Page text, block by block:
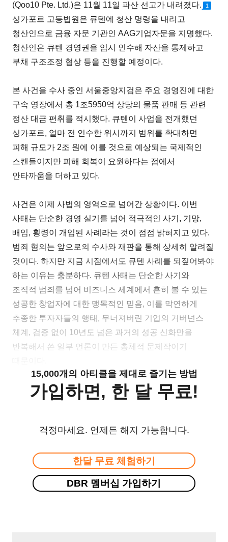
(Qoo10 Pte. Ltd.)은 11월 11일 파산 선고가 내려졌다.
1
싱가포르 고등법원은 큐텐에 청산 명령을 내리고
청산인으로 금융 자문 기관인 AAG기업자문을 지명했다.
청산인은 큐텐 경영권을 임시 인수해 자산을 통제하고
부채 구조조정 협상 등을 진행할 예정이다.
본 사건을 수사 중인 서울중앙지검은 주요 경영진에 대한
구속 영장에서 총 1조5950억 상당의 물품 판매 등 관련
정산 대금 편취를 적시했다. 큐텐이 사업을 전개했던
싱가포르, 얼마 전 인수한 위시까지 범위를 확대하면
피해 규모가 2조 원에 이를 것으로 예상되는 국제적인
스캔들이지만 피해 회복이 요원하다는 점에서
안타까움을 더하고 있다.
사건은 이제 사법의 영역으로 넘어간 상황이다. 이번
사태는 단순한 경영 실기를 넘어 적극적인 사기, 기망,
배임, 횡령이 개입된 사례라는 것이 점점 밝혀지고 있다.
범죄 혐의는 앞으로의 수사와 재판을 통해 상세히 알려질
것이다. 하지만 지금 시점에서도 큐텐 사례를 되짚어봐야
하는 이유는 충분하다. 큐텐 사태는 단순한 사기와
조직적 범죄를 넘어 비즈니스 세계에서 흔히 볼 수 있는
성공한 창업자에 대한 맹목적인 믿음, 이를 막연하게
추종한 투자자들의 행태, 무너져버린 기업의 거버넌스
체계, 검증 없이 10년도 넘은 과거의 성공 신화만을
반복해서 쓴 일부 언론이 만든 총체적 문제작이기
15,000개의 아티클을 제대로 즐기는 방법
가입하면, 한 달 무료!
걱정마세요. 언제든 해지 가능합니다.
한달 무료 체험하기
DBR 멤버십 가입하기